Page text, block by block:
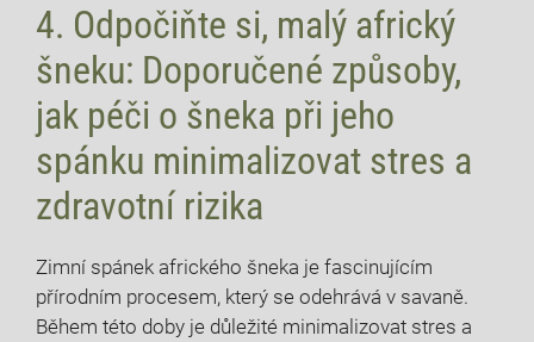
4. Odpočiňte si, malý africký
šneku: Doporučené způsoby,
jak péči o šneka při jeho
spánku minimalizovat stres a
zdravotní rizika
Zimní spánek afrického šneka je fascinujícím
přírodním procesem, který se odehrává v savaně.
Během této doby je důležité minimalizovat stres a